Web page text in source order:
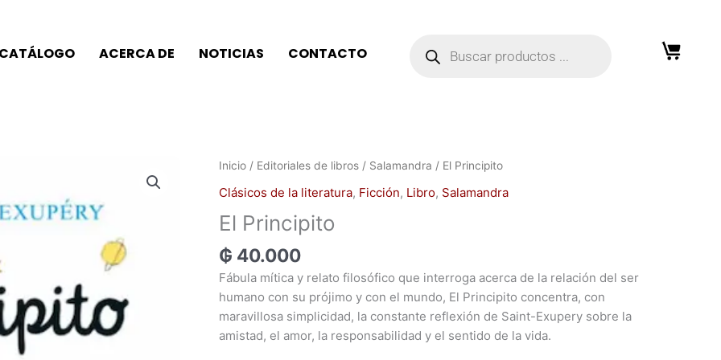
CATÁLOGO ACERCA DE NOTICIAS CONTACTO
productos
Inicio / Editoriales de libros / Salamandra / El Principito
Clásicos de la literatura, Ficción, Libro, Salamandra
El Principito
₲ 40.000
Fábula mítica y relato filosófico que interroga acerca de la relación del ser
humano con su prójimo y con el mundo, El Principito concentra, con
maravillosa simplicidad, la constante reflexión de Saint-Exupery sobre la
amistad, el amor, la responsabilidad y el sentido de la vida.